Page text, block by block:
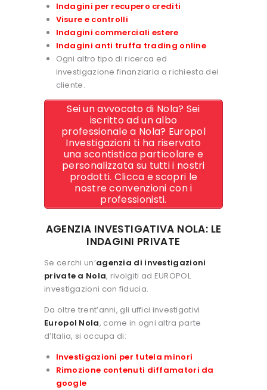
Indagini per recupero crediti
Visure e controlli
Indagini commerciali estere
Indagini anti truffa trading online
Ogni altro tipo di ricerca ed
investigazione finanziaria a richiesta del
cliente.
Sei un avvocato di Nola? Sei
iscritto ad un albo
professionale a Nola? Europol
Investigazioni ti ha riservato
una scontistica particolare e
personalizzata su tutti i nostri
prodotti. Clicca e scopri le
nostre convenzioni con i
professionisti.
AGENZIA INVESTIGATIVA NOLA: LE
INDAGINI PRIVATE
Se cerchi un’agenzia di investigazioni
private a Nola, rivolgiti ad EUROPOL
investigazioni con fiducia.
Da oltre trent’anni, gli uffici investigativi
Europol Nola, come in ogni altra parte
d’Italia, si occupa di:
Investigazioni per tutela minori
Rimozione contenuti diffamatori da
google